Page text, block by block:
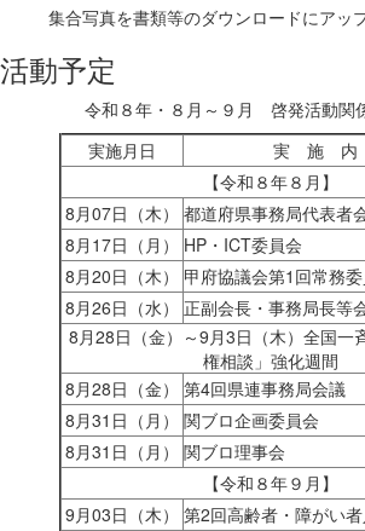
集合写真を書類等のダウンロードにアッ
活動予定
令和８年・８月～９月 啓発活動関
実施月日
実 施 内
【令和８年８月】
8月07日（木）
都道府県事務局代表者
8月17日（月）
HP・ICT委員会
8月20日（木）
甲府協議会第1回常務
8月26日（水）
正副会長・事務局長等
8月28日（金）～9月3日（木）全国一
権相談」強化週間
8月28日（金）
第4回県連事務局会議
8月31日（月）
関ブロ企画委員会
8月31日（月）
関ブロ理事会
【令和８年９月】
9月03日（木）
第2回高齢者・障がい